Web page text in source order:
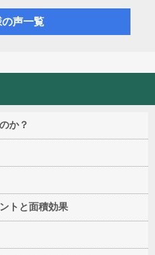
の声一覧
か？
トと面積効果